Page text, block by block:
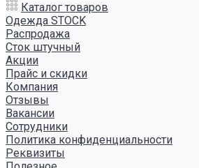
Каталог товаров
Одежда STOCK
Распродажа
Сток штучный
Акции
Прайс и скидки
Компания
Отзывы
Вакансии
Сотрудники
Политика конфиденциальности
Реквизиты